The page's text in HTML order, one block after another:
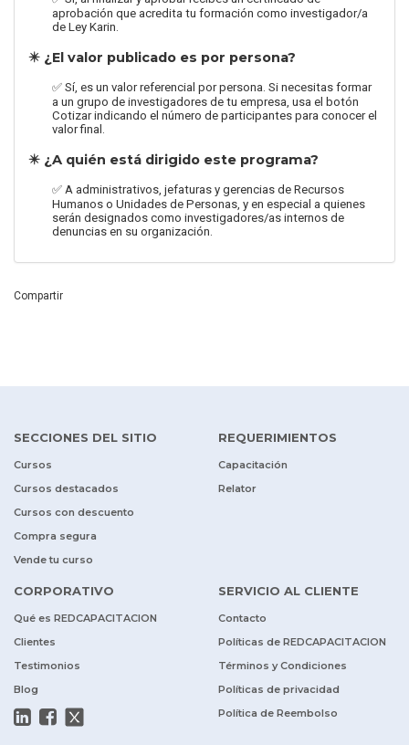
aprobación que acredita tu formación como investigador/a
de Ley Karin.
✴️ ¿El valor publicado es por persona?
✅ Sí, es un valor referencial por persona. Si necesitas formar
a un grupo de investigadores de tu empresa, usa el botón
Cotizar indicando el número de participantes para conocer el
valor final.
✴️ ¿A quién está dirigido este programa?
✅ A administrativos, jefaturas y gerencias de Recursos
Humanos o Unidades de Personas, y en especial a quienes
serán designados como investigadores/as internos de
denuncias en su organización.
Compartir
SECCIONES DEL SITIO
Cursos
Cursos destacados
Cursos con descuento
Compra segura
Vende tu curso
REQUERIMIENTOS
Capacitación
Relator
CORPORATIVO
Qué es REDCAPACITACION
Clientes
Testimonios
Blog
SERVICIO AL CLIENTE
Contacto
Políticas de REDCAPACITACION
Términos y Condiciones
Políticas de privacidad
Política de Reembolso